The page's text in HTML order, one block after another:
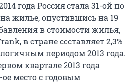
года Россия стала 31-ой по
жилье, опустившись на 19
в стоимости жилья,
в стране составляет 2,3%
периодом 2013 года.
квартале 2013 года
место с годовым